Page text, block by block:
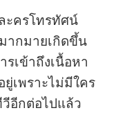
ะครโทรทัศน์
ากมายเกิดขึ้น
เข้าถึงเนื้อหา
เพราะไม่มีใคร
อีกต่อไปแล้ว